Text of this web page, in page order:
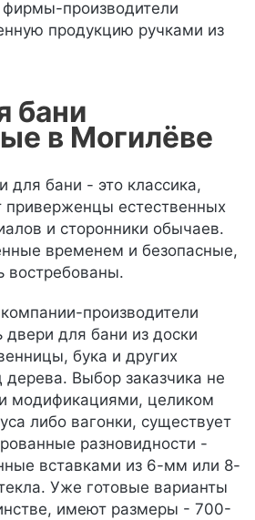
производители
продукцию ручками из
бани
в Могилёве
для бани - это классика,
приверженцы естественных
и сторонники обычаев.
временем и безопасные,
востребованы.
производители
двери для бани из доски
бука и других
Выбор заказчика не
модификациями, целиком
либо вагонки, существует
разновидности -
вставками из 6-мм или 8-
Уже готовые варианты
имеют размеры - 700-